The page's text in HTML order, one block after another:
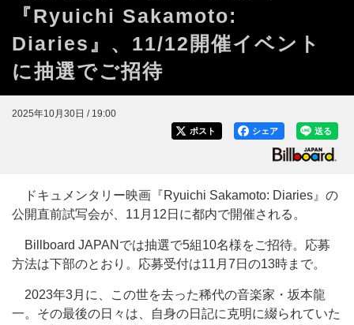
『Ryuichi Sakamoto:
Diaries』、11/12開催イベント
に抽選でご招待
2025年10月30日 / 19:00
送る
シェア
ポスト
ドキュメンタリー映画『Ryuichi Sakamoto: Diaries』の
公開直前試写会が、11月12日に都内で開催される。
Billboard JAPANでは抽選で5組10名様をご招待。応募
方法は下部のとおり。応募受付は11月7日の13時まで。
2023年3月に、この世を去った稀代の音楽家・坂本龍
一。その最後の日々は、自身の日記に克明に綴られていた